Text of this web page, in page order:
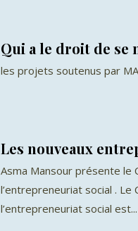
Qui a le droit de se
les projets soutenus par
Les nouveaux
Asma Mansour présente le
l’entrepreneuriat social . Le
l’entrepreneuriat social est...